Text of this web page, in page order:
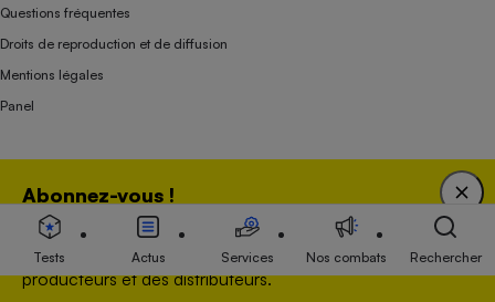
Abonnez-vous !
Bénéficiez d'une expertise unique tout en soutenant
une association 100 % indépendante de l'Etat, des
producteurs et des distributeurs.
Questions fréquentes
Droits de reproduction et de diffusion
Mentions légales
Panel
Association indépendante de l’État, des syndicats, des producteurs et des
distributeurs depuis 1951.
Tests Actus Services Nos combats Rechercher